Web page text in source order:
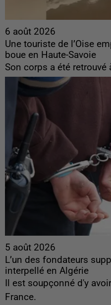
6 août 2026
Une touriste de l’Oise
boue en Haute-Savoie
Son corps a été
5 août 2026
L’un des fondateurs
interpellé en Algérie
Il est soupçonné d'y
France.